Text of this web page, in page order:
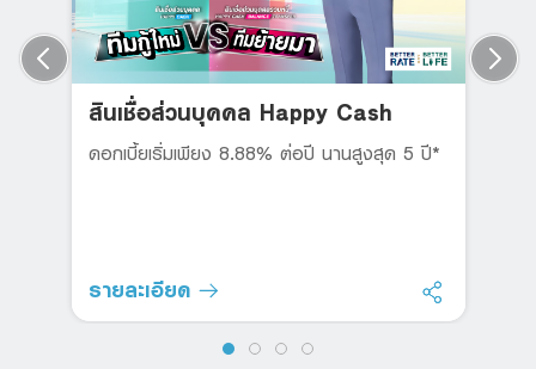
สินเชื่อส่วนบุคคล Happy Cash
ดอกเบี้ยเริ่มเพียง 8.88% ต่อปี นานสูงสุด 5 ปี*
รายละเอียด